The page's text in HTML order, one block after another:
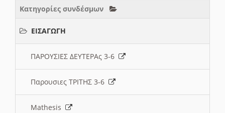
Κατηγορίες συνδέσμων
ΕΙΣΑΓΩΓΗ
ΠΑΡΟΥΣΙΕΣ ΔΕΥΤΕΡΑς 3-6
Παρουσιες ΤΡΙΤΗΣ 3-6
Mathesis